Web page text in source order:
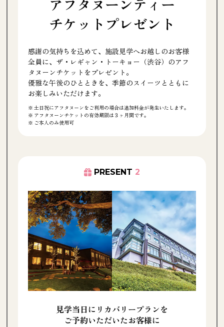
アフタヌーンティー
チケットプレゼント
感謝の気持ちを込めて、施設見学へお越しのお客様
全員に、ザ・レギャン・トーキョー（渋谷）のアフ
タヌーンチケットをプレゼント。
優雅な午後のひとときを、季節のスイーツとともに
お楽しみいただけます。
土日祝にアフタヌーンをご利用の場合は追加料金が発生いたします。
アフタヌーンチケットの有効期限は３ヶ月間です。
ご本人のみ使用可
PRESENT 2
見学当日にリカバリープランを
ご予約いただいたお客様に